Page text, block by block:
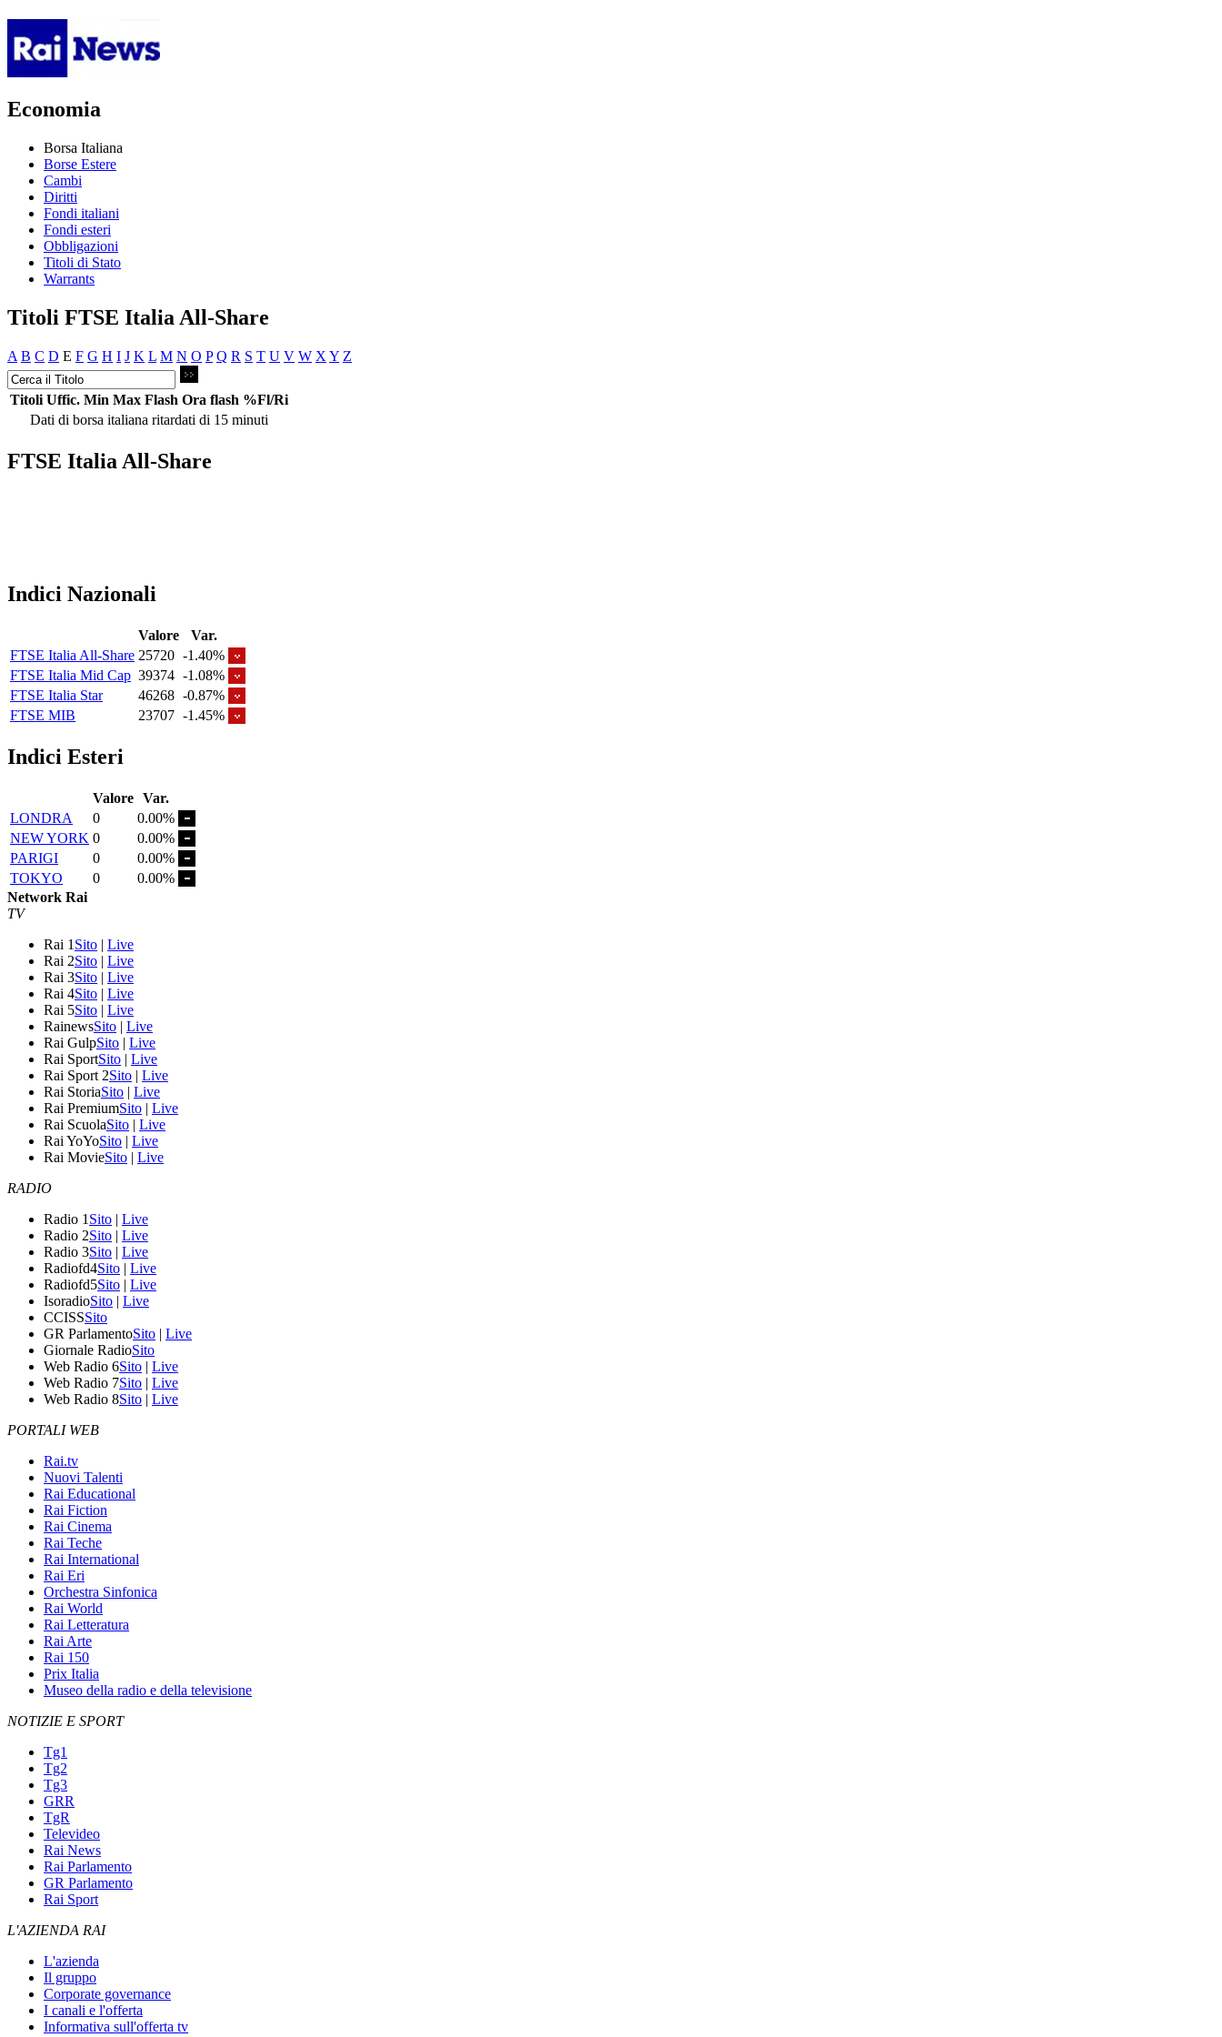
Economia
Borsa Italiana
Borse Estere
Cambi
Diritti
Fondi italiani
Fondi esteri
Obbligazioni
Titoli di Stato
Warrants
Titoli FTSE Italia All-Share
A B C D E F G H I J K L M N O P Q R S T U V W X Y Z
Titoli Uffic. Min Max Flash Ora flash %Fl/Ri
Dati di borsa italiana ritardati di 15 minuti
FTSE Italia All-Share
Indici Nazionali
Valore
Var.
FTSE Italia All-Share 25720 -1.40%
FTSE Italia Mid Cap 39374 -1.08%
FTSE Italia Star
46268 -0.87%
FTSE MIB
23707 -1.45%
Indici Esteri
Valore Var.
LONDRA
0
0.00%
NEW YORK 0
0.00%
PARIGI
0
0.00%
TOKYO
0
0.00%
Network Rai
TV
Rai 1 Sito | Live
Rai 2Sito | Live
Rai 3Sito | Live
Rai 4Sito | Live
Rai 5Sito | Live
RainewsSito | Live
Rai GulpSito | Live
Rai SportSito | Live
Rai Sport 2Sito | Live
Rai StoriaSito | Live
Rai PremiumSito | Live
Rai ScuolaSito | Live
Rai YoYoSito | Live
Rai MovieSito | Live
RADIO
Radio 1 Sito | Live
Radio 2Sito | Live
Radio 3Sito | Live
Radiofd4Sito | Live
Radiofd5Sito | Live
IsoradioSito | Live
CCISSSito
GR ParlamentoSito | Live
Giornale RadioSito
Web Radio 6Sito | Live
Web Radio 7Sito | Live
Web Radio 8Sito | Live
PORTALI WEB
Rai.tv
Nuovi Talenti
Rai Educational
Rai Fiction
Rai Cinema
Rai Teche
Rai International
Rai Eri
Orchestra Sinfonica
Rai World
Rai Letteratura
Rai Arte
Rai 150
Prix Italia
Museo della radio e della televisione
NOTIZIE E SPORT
Tg1
Tg2
Tg3
GRR
TgR
Televideo
Rai News
Rai Parlamento
GR Parlamento
Rai Sport
L'AZIENDA RAI
L'azienda
Il gruppo
Corporate governance
I canali e l'offerta
Informativa sull'offerta tv